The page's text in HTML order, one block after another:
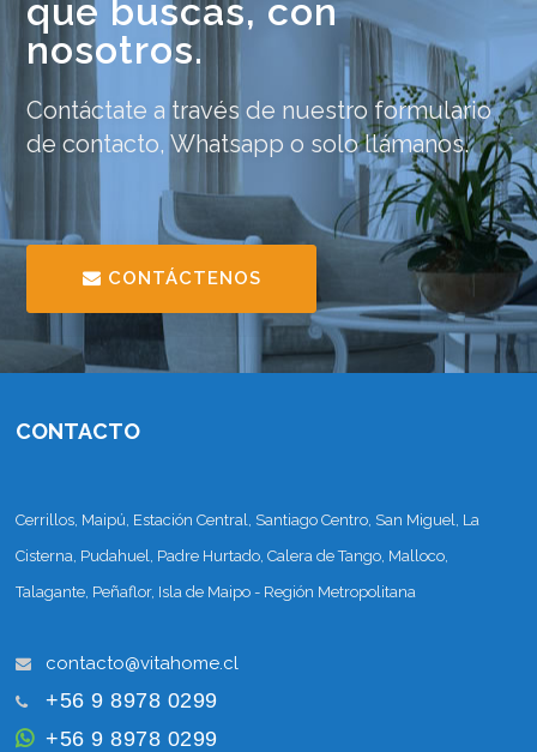
que buscas, con
nosotros.
Contáctate a través de nuestro formulario
de contacto, Whatsapp o solo llámanos.
CONTÁCTENOS
CONTACTO
Cerrillos, Maipú, Estación Central, Santiago Centro, San Miguel, La
Cisterna, Pudahuel, Padre Hurtado, Calera de Tango, Malloco,
Talagante, Peñaflor, Isla de Maipo - Región Metropolitana
+56 9 8978 0299
+56 9 8978 0299